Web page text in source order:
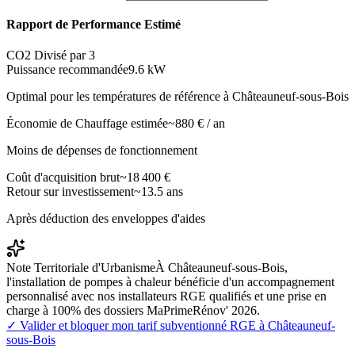
Rapport de Performance Estimé
CO2 Divisé par 3
Puissance recommandée9.6 kW
Optimal pour les températures de référence à Châteauneuf-sous-Bois
Économie de Chauffage estimée~880 € / an
Moins de dépenses de fonctionnement
Coût d'acquisition brut~18 400 €
Retour sur investissement~13.5 ans
Après déduction des enveloppes d'aides
Note Territoriale d'UrbanismeÀ Châteauneuf-sous-Bois,
l'installation de pompes à chaleur bénéficie d'un accompagnement
personnalisé avec nos installateurs RGE qualifiés et une prise en
charge à 100% des dossiers MaPrimeRénov' 2026.
✓ Valider et bloquer mon tarif subventionné RGE à Châteauneuf-
sous-Bois